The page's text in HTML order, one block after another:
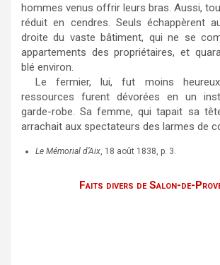
hommes venus offrir leurs bras. Aussi,
réduit en cendres. Seuls échappèrent
droite du vaste bâtiment, qui ne se
appartements des propriétaires, et
blé environ.
Le fermier, lui, fut moins
ressources furent dévorées en un
garde-robe. Sa femme, qui tapait sa
arrachait aux spectateurs des larmes de
Le Mémorial d’Aix , 18 août 1838, p. 3.
Faits divers de Salon-de-